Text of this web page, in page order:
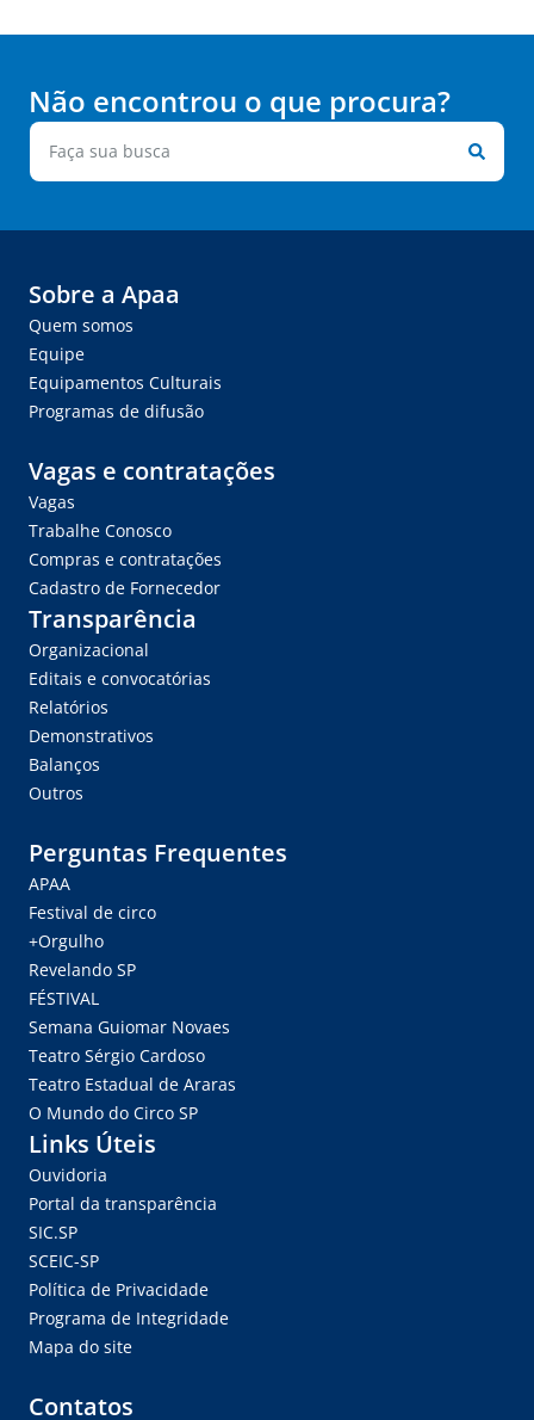
Não encontrou o que procura?
Sobre a Apaa
Quem somos
Equipe
Equipamentos Culturais
Programas de difusão
Vagas e contratações
Vagas
Trabalhe Conosco
Compras e contratações
Cadastro de Fornecedor
Transparência
Organizacional
Editais e convocatórias
Relatórios
Demonstrativos
Balanços
Outros
Perguntas Frequentes
APAA
Festival de circo
+Orgulho
Revelando SP
FÉSTIVAL
Semana Guiomar Novaes
Teatro Sérgio Cardoso
Teatro Estadual de Araras
O Mundo do Circo SP
Links Úteis
Ouvidoria
Portal da transparência
SIC.SP
SCEIC-SP
Política de Privacidade
Programa de Integridade
Mapa do site
Contatos